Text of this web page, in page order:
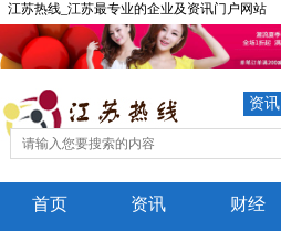
江苏热线_江苏最专业的企业及资讯门户网站
资讯
首页 资讯 财经